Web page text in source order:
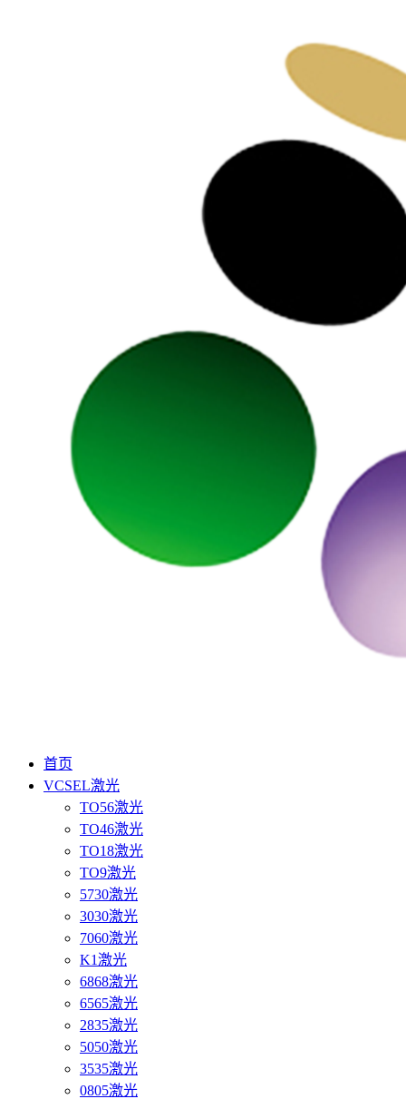
首页
VCSEL激光
TO56激光
TO46激光
TO18激光
TO9激光
5730激光
3030激光
7060激光
K1激光
6868激光
6565激光
2835激光
5050激光
3535激光
0805激光